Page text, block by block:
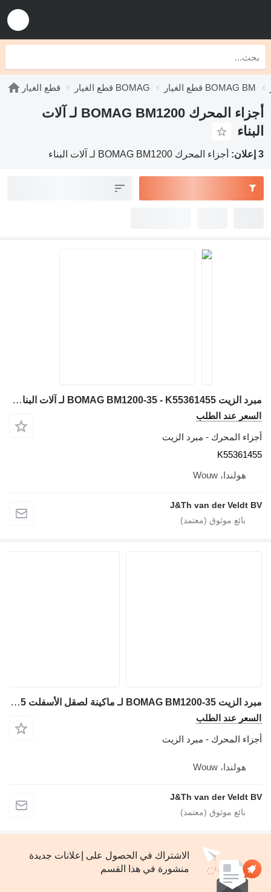
قطع الغيار قطع الغيار BOMAG قطع الغيار BOMAG BM
أجزاء المحرك BOMAG BM1200 لـ آلات
البناء
3 إعلان: أجزاء المحرك BOMAG BM1200 لـ آلات البناء
مبرد الزيت BOMAG BM1200-35 - K55361455 لـ آلات البناء BM1200-35
السعر عند الطلب
أجزاء المحرك - مبرد الزيت
K55361455
هولندا، Wouw
J&Th van der Veldt BV
مبرد الزيت BOMAG BM1200-35 لـ ماكينة لصقل الأسفلت BOMAG BM1200-35
السعر عند الطلب
أجزاء المحرك - مبرد الزيت
هولندا، Wouw
J&Th van der Veldt BV
الاشتراك في الحصول على إعلانات جديدة
منشورة في هذا القسم